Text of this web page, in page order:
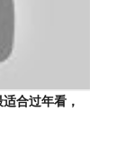
合过年看，